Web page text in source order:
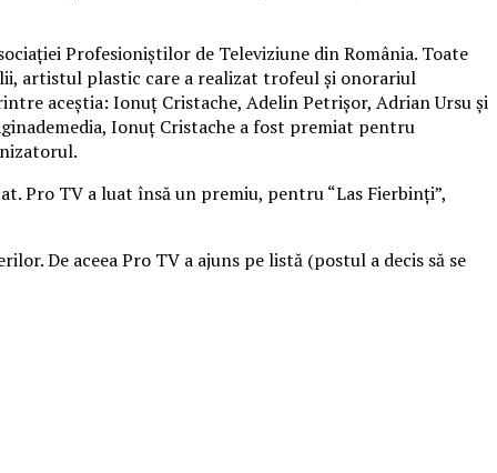
Profesioniştilor de Televiziune din România. Toate
artistul plastic care a realizat trofeul şi onorariul
aceştia: Ionuţ Cristache, Adelin Petrişor, Adrian Ursu şi
Ionuţ Cristache a fost premiat pentru
Pro TV a luat însă un premiu, pentru “Las Fierbinţi”,
De aceea Pro TV a ajuns pe listă (postul a decis să se